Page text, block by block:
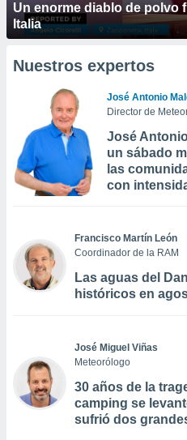
Un enorme diablo de polvo
Italia
Nuestros expertos
José Antonio
Director de
José
un sábado
las
con
Francisco Martín León
Coordinador de la RAM
Las aguas del
históricos en
José Miguel Viñas
Meteorólogo
30 años de la
camping se
sufrió dos